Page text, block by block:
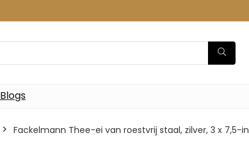
Blogs
Fackelmann Thee-ei van roestvrij staal, zilver, 3 x 7,5-